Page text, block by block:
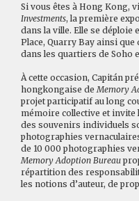
Si vous êtes à Hong Kong,
Investments, la première
dans la ville. Elle se déploie
Place, Quarry Bay ainsi que
dans les quartiers de Soho
À cette occasion, Capitán
hongkongaise de Memory
projet participatif au long
mémoire collective et
des souvenirs individuels
photographies
de 10 000 photographies
Memory Adoption Bureau
répartition des
les notions d’auteur, de